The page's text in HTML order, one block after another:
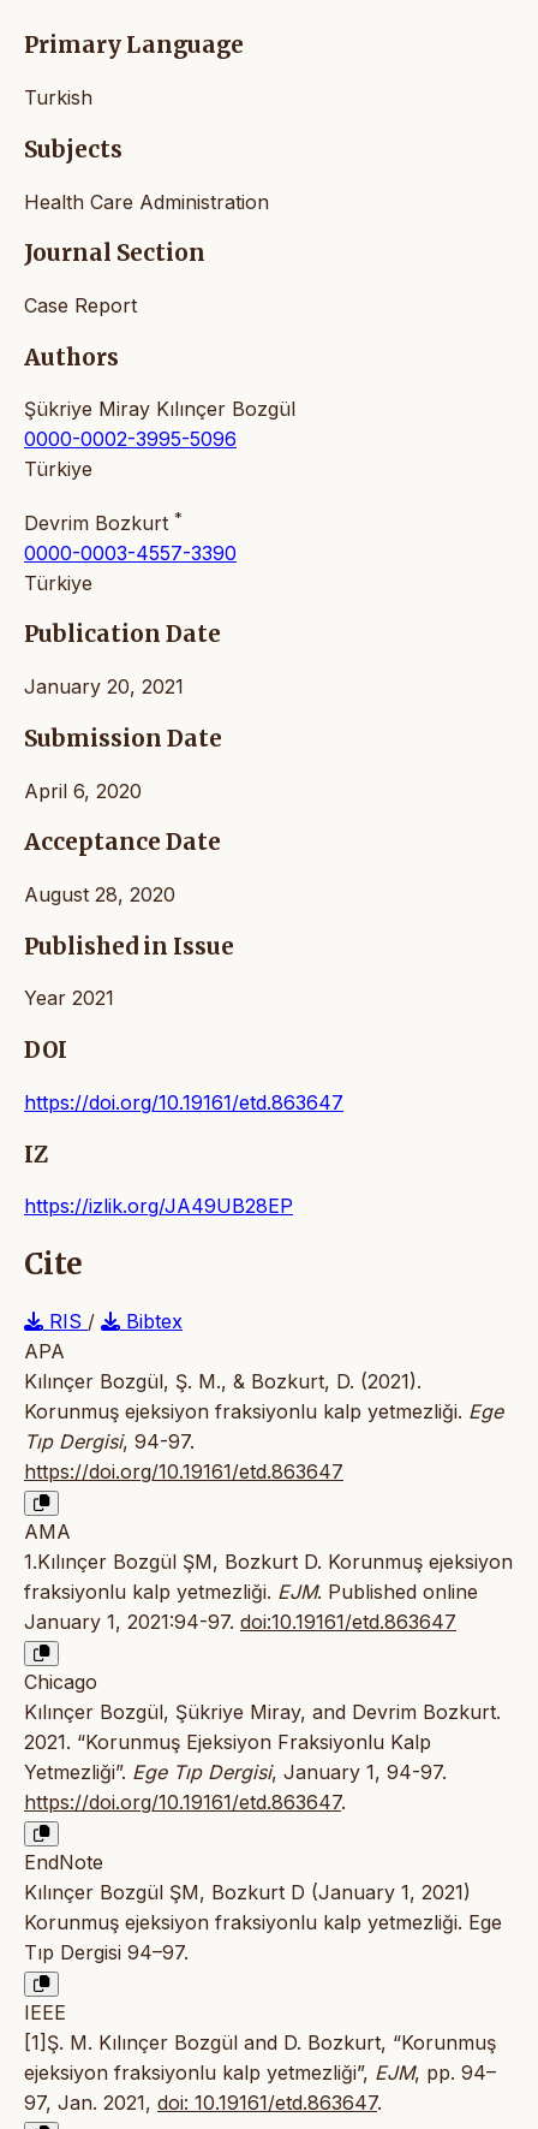
Primary Language
Turkish
Subjects
Health Care Administration
Journal Section
Case Report
Authors
Şükriye Miray Kılınçer Bozgül
0000-0002-3995-5096
Türkiye
Devrim Bozkurt *
0000-0003-4557-3390
Türkiye
Publication Date
January 20, 2021
Submission Date
April 6, 2020
Acceptance Date
August 28, 2020
Published in Issue
Year 2021
DOI
https://doi.org/10.19161/etd.863647
IZ
https://izlik.org/JA49UB28EP
Cite
RIS /
Bibtex
APA
Kılınçer Bozgül, Ş. M., & Bozkurt, D. (2021).
Korunmuş ejeksiyon fraksiyonlu kalp yetmezliği. Ege
Tıp Dergisi, 94-97.
https://doi.org/10.19161/etd.863647
AMA
1.Kılınçer Bozgül ŞM, Bozkurt D. Korunmuş ejeksiyon
fraksiyonlu kalp yetmezliği. EJM. Published online
January 1, 2021:94-97. doi:10.19161/etd.863647
Chicago
Kılınçer Bozgül, Şükriye Miray, and Devrim Bozkurt.
2021. “Korunmuş Ejeksiyon Fraksiyonlu Kalp
Yetmezliği”. Ege Tıp Dergisi, January 1, 94-97.
https://doi.org/10.19161/etd.863647.
EndNote
Kılınçer Bozgül ŞM, Bozkurt D (January 1, 2021)
Korunmuş ejeksiyon fraksiyonlu kalp yetmezliği. Ege
Tıp Dergisi 94–97.
IEEE
[1]Ş. M. Kılınçer Bozgül and D. Bozkurt, “Korunmuş
ejeksiyon fraksiyonlu kalp yetmezliği”, EJM, pp. 94–
97, Jan. 2021, doi: 10.19161/etd.863647.